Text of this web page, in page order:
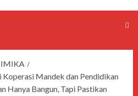
Mandek dan Pendidikan
Hanya Bangun, Tapi Pastikan